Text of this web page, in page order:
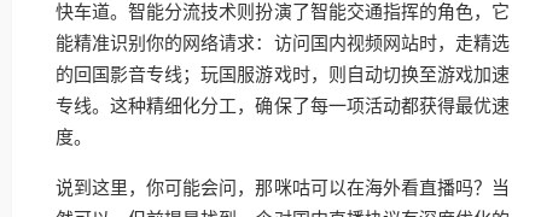
快车道。智能分流技术则扮演了智能交通指挥的角色，它
能精准识别你的网络请求：访问国内视频网站时，走精选
的回国影音专线；玩国服游戏时，则自动切换至游戏加速
专线。这种精细化分工，确保了每一项活动都获得最优速
度。
说到这里，你可能会问，那咪咕可以在海外看直播吗？当